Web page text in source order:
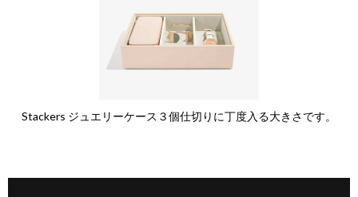
Stackers ジュエリーケース３個仕切りに丁度入る大きさです。